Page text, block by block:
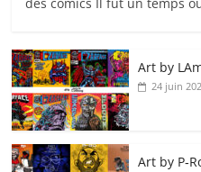
Art by
24 juin
Art by